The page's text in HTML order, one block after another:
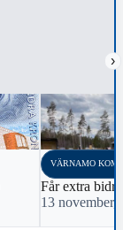
›
VÄRNAMO
Får extra
13 november,